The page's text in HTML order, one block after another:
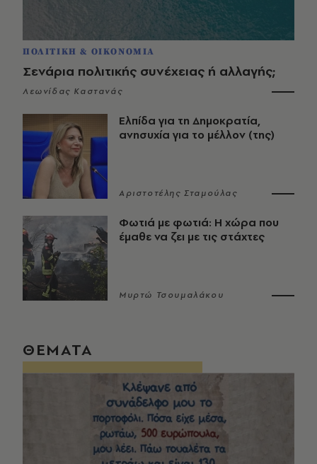
ΠΟΛΙΤΙΚΗ & ΟΙΚΟΝΟΜΙΑ
Σενάρια πολιτικής συνέχειας ή αλλαγής;
Λεωνίδας Καστανάς
Ελπίδα για τη Δημοκρατία,
ανησυχία για το μέλλον (της)
Αριστοτέλης Σταμούλας
Φωτιά με φωτιά: Η χώρα που
έμαθε να ζει με τις στάχτες
Μυρτώ Τσουμαλάκου
ΘΕΜΑΤΑ